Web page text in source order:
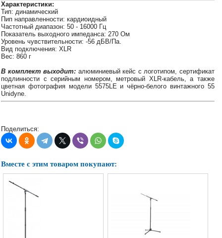
Характеристики:
Тип: динамический
Пип направленности: кардиоидный
Частотный диапазон: 50 - 16000 Гц
Показатель выходного импеданса: 270 Ом
Уровень чувствительности: -56 дБВ/Па.
Вид подключения: XLR
Вес: 860 г
В комплект выходит: алюминиевый кейс с логотипом, сертификат
подлинности с серийным номером, метровый XLR-кабель, а также
цветная фотография модели 5575LE и чёрно-белого винтажного 55
Unidyne.
Поделиться:
Вместе с этим товаром покупают: